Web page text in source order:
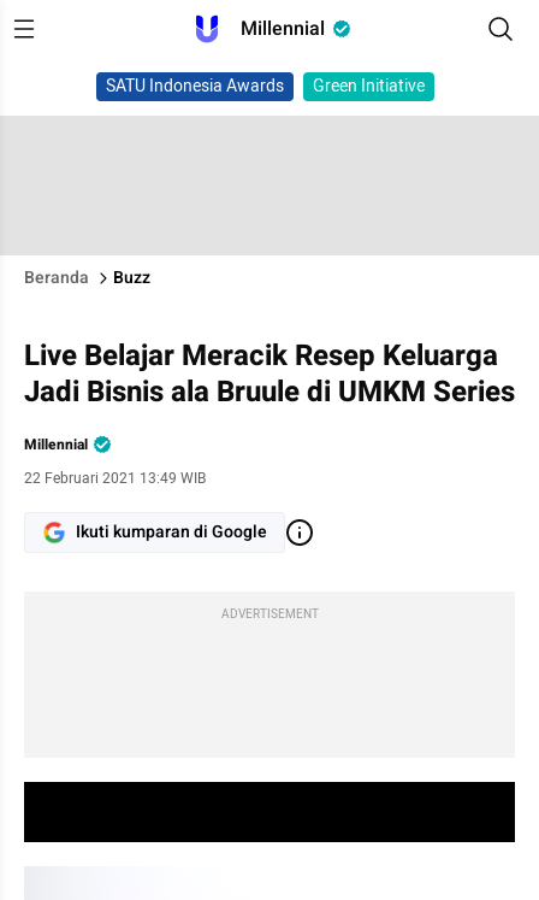
Millennial
SATU Indonesia Awards Green Initiative
Beranda Buzz
Live Belajar Meracik Resep Keluarga
Jadi Bisnis ala Bruule di UMKM Series
Millennial
22 Februari 2021 13:49 WIB
Ikuti kumparan di Google
ADVERTISEMENT